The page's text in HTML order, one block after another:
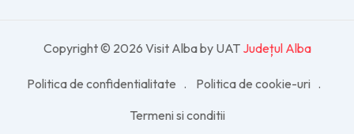
Copyright © 2026 Visit Alba by UAT Județul Alba
Politica de confidentialitate
Politica de cookie-uri
Termeni si conditii